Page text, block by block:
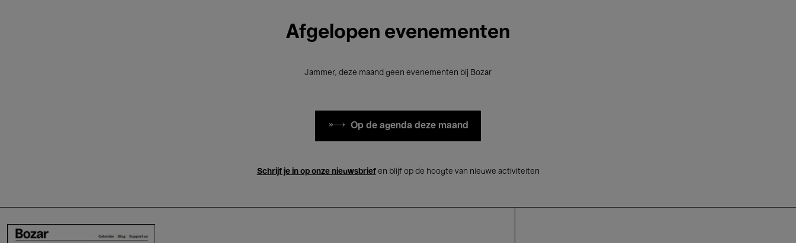
Afgelopen evenementen
Jammer, deze maand geen evenementen bij Bozar
Op de agenda deze maand
Schrijf je in op onze nieuwsbriefen blijf op de hoogte van nieuwe activiteiten